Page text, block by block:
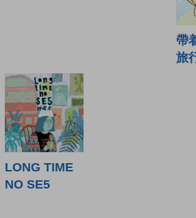
帶
旅
LONG TIME
NO SE5